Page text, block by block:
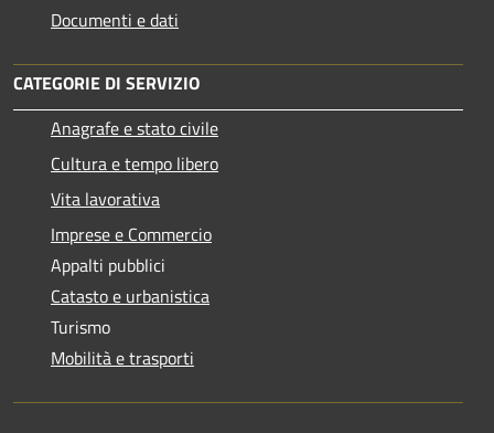
Documenti e dati
CATEGORIE DI SERVIZIO
Anagrafe e stato civile
Cultura e tempo libero
Vita lavorativa
Imprese e Commercio
Appalti pubblici
Catasto e urbanistica
Turismo
Mobilità e trasporti